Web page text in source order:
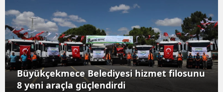
Büyükçekmece Belediyesi hizmet filosunu
8 yeni araçla güçlendirdi